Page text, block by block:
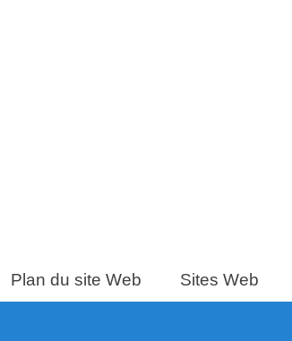
Plan du site Web Sites Web